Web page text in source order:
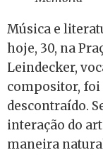
Música e
hoje, 30, na
Leindecker,
compositor, foi
descontraído.
interação do
maneira